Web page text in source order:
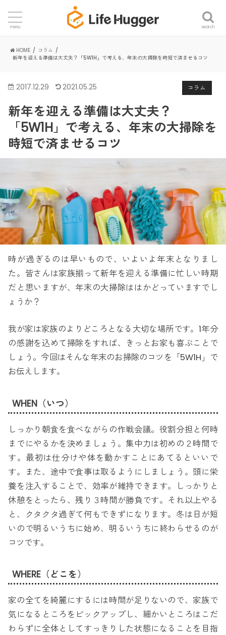
search
menu
HOME
コラム
新年を迎える準備は大丈夫？「5W1H」で考える、年末の大掃除を時短で済ませるコツ
コラム
2017.12.29 2021.05.25
新年を迎える準備は大丈夫？
「5W1H」で考える、年末の大掃除を
時短で済ませるコツ
時が過ぎるのは早いもので、いよいよ年末となりまし
た。皆さんは家族揃って新年を迎える準備に忙しい時期
だと思いますが、年末の大掃除ははかどっていますでし
ょうか？
我が家は家族のよりどころとなる大切な場所です。1年分
の感謝を込めて掃除をすれば、きっとお家も喜ぶことで
しょう。今回はそんな年末のお掃除のコツを「5W1H」で
お伝えします。
WHEN（いつ）
しっかり朝食を食べながらの作戦会議。役割分担と何時
までにやるかを決めましょう。集中力は初めの２時間で
す。最初は仕分けや体を動かすことにあてるといいで
す。また、途中で食事は取るようにしましょう。頭に栄
養を注入することで、効率が維持できます。しっかりと
休憩をとったら、残り３時間が勝負です。それ以上やる
と、クタクタ過ぎて何もできずになります。冬は日が短
いので明るいうちに始め、明るいうちに終わらせるのが
コツです。
WHERE（どこを）
家の全てを綺麗にするには時間が足りないので、家族で
気になるところをピックアップし、細かいところはこだ
わらずに全体としてすっきりした状態になることを目指